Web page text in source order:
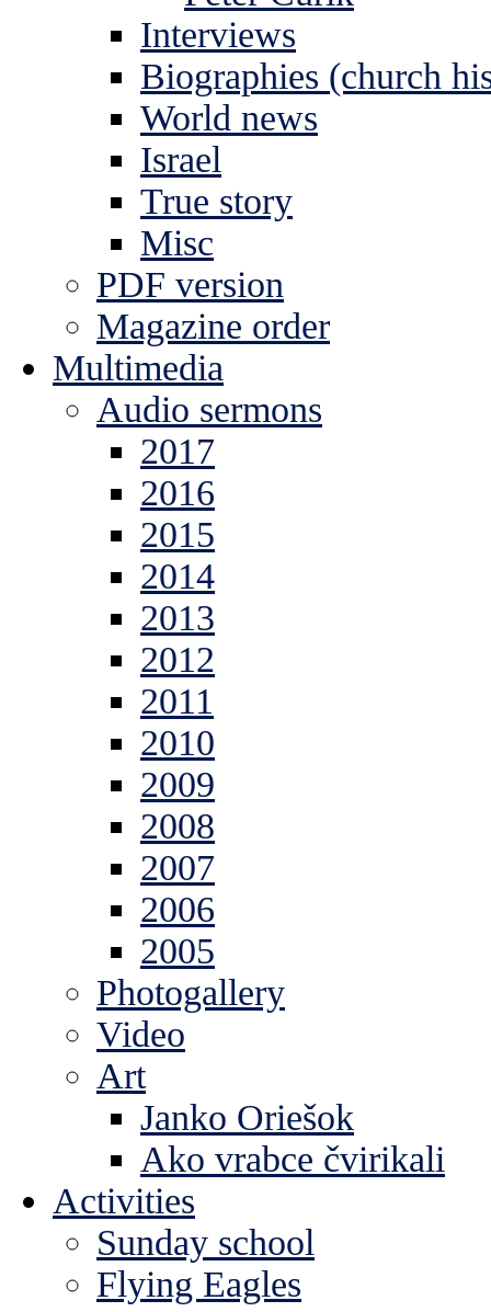
Interviews
Biographies (church
World news
Israel
True story
Misc
PDF version
Magazine order
Multimedia
Audio sermons
2017
2016
2015
2014
2013
2012
2011
2010
2009
2008
2007
2006
2005
Photogallery
Video
Art
Janko Oriešok
Ako vrabce čvirikali
Activities
Sunday school
Flying Eagles